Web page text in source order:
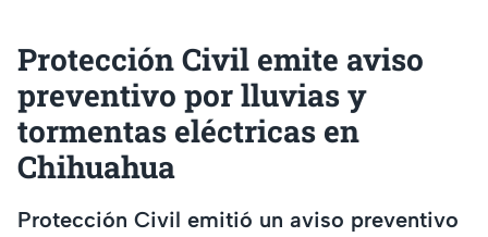
Protección Civil emite aviso
preventivo por lluvias y
tormentas eléctricas en
Chihuahua
Protección Civil emitió un aviso preventivo